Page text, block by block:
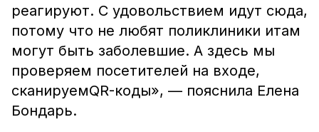
реагируют. С удовольствием идут сюда,
потому что не любят поликлиники итам
могут быть заболевшие. А здесь мы
проверяем посетителей на входе,
сканируемQR-коды», — пояснила Елена
Бондарь.